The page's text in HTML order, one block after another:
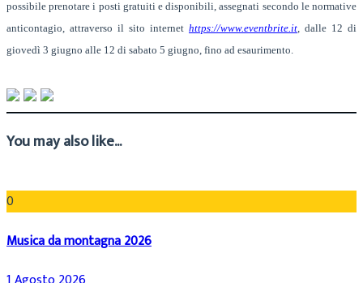
possibile prenotare i posti gratuiti e disponibili, assegnati secondo le normative
anticontagio, attraverso il sito internet https://www.eventbrite.it , dalle 12 di
giovedì 3 giugno alle 12 di sabato 5 giugno, fino ad esaurimento.
You may also like...
0
Musica da montagna 2026